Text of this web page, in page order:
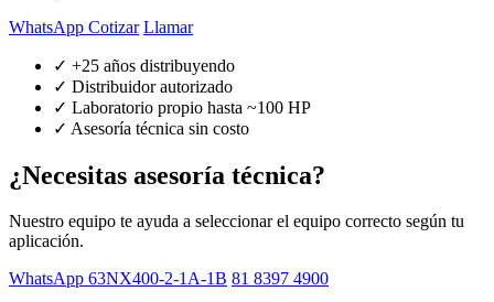
WhatsApp Cotizar Llamar
✓ +25 años distribuyendo
✓ Distribuidor autorizado
✓ Laboratorio propio hasta ~100 HP
✓ Asesoría técnica sin costo
¿Necesitas asesoría técnica?
Nuestro equipo te ayuda a seleccionar el equipo correcto según tu
aplicación.
WhatsApp 63NX400-2-1A-1B 81 8397 4900